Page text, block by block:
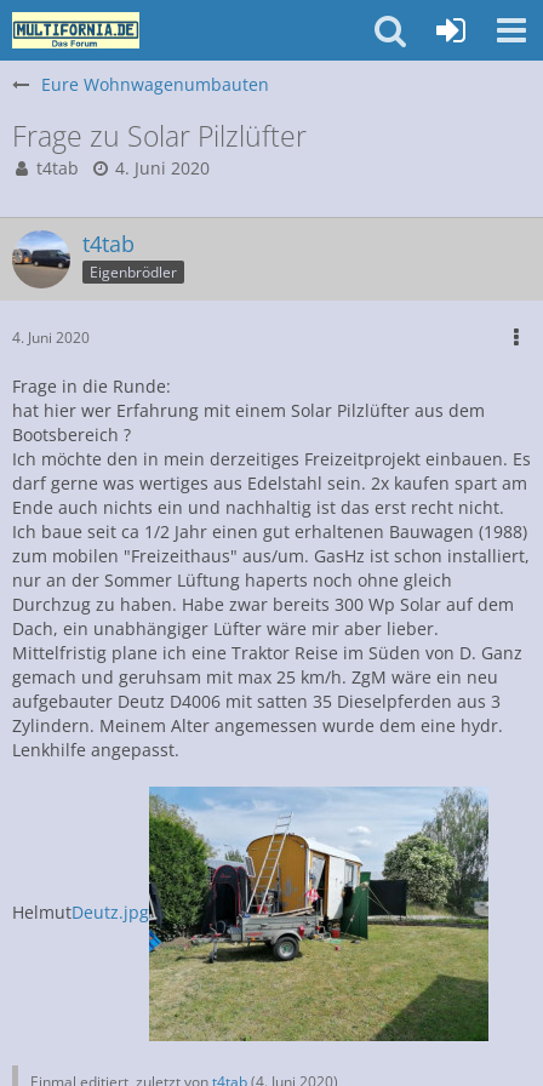
Eure Wohnwagenumbauten
Frage zu Solar Pilzlüfter
t4tab 4. Juni 2020
t4tab
Eigenbrödler
4. Juni 2020
Frage in die Runde:
hat hier wer Erfahrung mit einem Solar Pilzlüfter aus dem
Bootsbereich ?
Ich möchte den in mein derzeitiges Freizeitprojekt einbauen. Es
darf gerne was wertiges aus Edelstahl sein. 2x kaufen spart am
Ende auch nichts ein und nachhaltig ist das erst recht nicht.
Ich baue seit ca 1/2 Jahr einen gut erhaltenen Bauwagen (1988)
zum mobilen "Freizeithaus" aus/um. GasHz ist schon installiert,
nur an der Sommer Lüftung haperts noch ohne gleich
Durchzug zu haben. Habe zwar bereits 300 Wp Solar auf dem
Dach, ein unabhängiger Lüfter wäre mir aber lieber.
Mittelfristig plane ich eine Traktor Reise im Süden von D. Ganz
gemach und geruhsam mit max 25 km/h. ZgM wäre ein neu
aufgebauter Deutz D4006 mit satten 35 Dieselpferden aus 3
Zylindern. Meinem Alter angemessen wurde dem eine hydr.
Lenkhilfe angepasst.
HelmutDeutz.jpg
Einmal editiert, zuletzt vont4tab(4. Juni 2020)